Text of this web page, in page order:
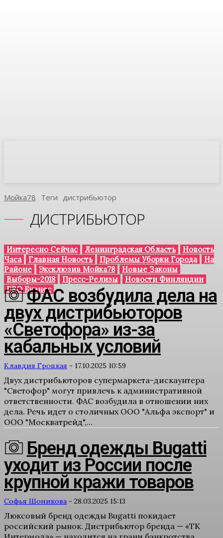
Мойка78 Теги Дистрибьютор
ДИСТРИБЬЮТОР
Интересно Сейчас Ленинградская Область
Новость
Часа
Главная Новость Проблемы Уборки Города
На
Районе
Эксклюзив Мойка78
Новые Законы
Выборы-2018
Пресс-Релизы
Новости Финляндии
PRO Бизнес
ФАС возбудила дела на
двух дистрибьюторов
«Светофора» из-за
кабальных условий
Клавдия Гроцкая - 17.10.2025 10:59
Двух дистрибьюторов супермаркета-дискаунтера
"Светофор" могут привлечь к административной
ответственности. ФАС возбудила в отношении них
дела. Речь идет о столичных ООО "Альфа экспорт" и
ООО "Москватрейд",...
Бренд одежды Bugatti
уходит из России после
крупной кражи товаров
Софья Шоникова - 28.03.2025 15:13
Люксовый бренд одежды Bugatti покидает
российский рынок. Дистрибьютор бренда — «ТК